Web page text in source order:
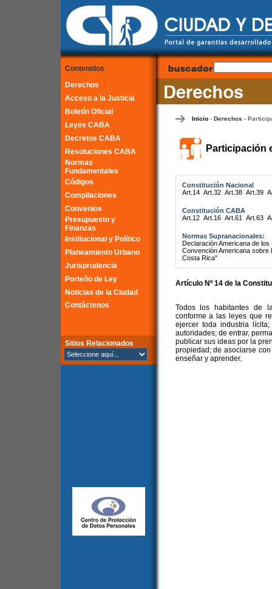
Contenidos
Derechos
Acceso a la Justicia
Boletín Oficial
Leyes CABA
Decretos CABA
Resoluciones CABA
Normas
Fundamentales
Códigos
Compilaciones
Convenios
Presupuesto y
Finanzas
Institucional y Político
Planeamiento Urbano
Jurisprudencia
Porteño de Ley
Noticias de la Ciudad
Contáctenos
Sitios Relacionados
Inicio- Derechos -
Participación
Constitución Nacional
Art.14 Art.32 Art.38 Art.39
Constitución CABA
Art.12 Art.16 Art.61 Art.63
Normas Supranacionales:
Declaración Americana de
Convención Americana
Costa Rica"
Artículo Nº 14 de la
Todos los habitantes de
conforme a las leyes que
ejercer toda industria
autoridades; de entrar,
publicar sus ideas por la
propiedad; de asociarse
enseñar y aprender.